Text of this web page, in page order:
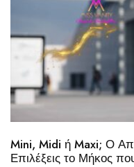
Mini, Midi ή Maxi; Ο
Επιλέξεις το Μήκος